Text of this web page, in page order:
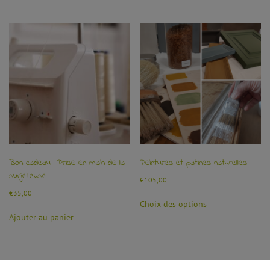
Bon cadeau : Prise en main de la
surjeteuse
€35,00
Ajouter au panier
Peintures et patines naturelles
€105,00
Choix des options